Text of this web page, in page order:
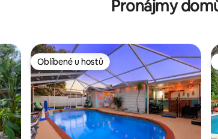
Pronájmy
Oblíbené u hostů
Oblíbené u hostů